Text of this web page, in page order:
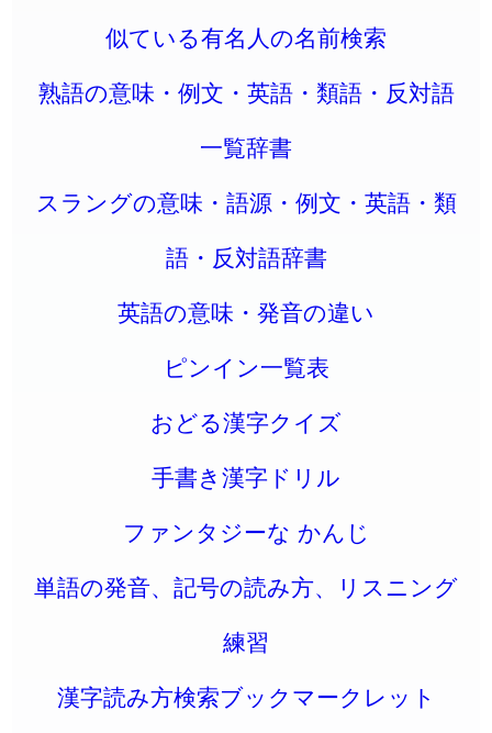
似ている有名人の名前検索
熟語の意味・例文・英語・類語・反対語
一覧辞書
スラングの意味・語源・例文・英語・類
語・反対語辞書
英語の意味・発音の違い
ピンイン一覧表
おどる漢字クイズ
手書き漢字ドリル
ファンタジーな かんじ
単語の発音、記号の読み方、リスニング
練習
漢字読み方検索ブックマークレット